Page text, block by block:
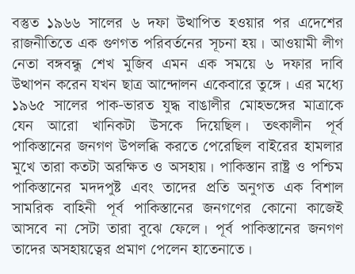
বস্তুত ১৯৬৬ সালের ৬ দফা উত্থাপিত হওয়ার পর এদেশের
রাজনীতিতে এক গুণগত পরিবর্তনের সূচনা হয়। আওয়ামী লীগ
নেতা বঙ্গবন্ধু শেখ মুজিব এমন এক সময়ে ৬ দফার দাবি
উত্থাপন করেন যখন ছাত্র আন্দোলন একেবারে তুঙ্গে। এর মধ্যে
১৯৬৫ সালের পাক-ভারত যুদ্ধ বাঙালীর মোহভঙ্গের মাত্রাকে
যেন আরো খানিকটা উসকে দিয়েছিল। তত্‍কালীন পূর্ব
পাকিস্তানের জনগণ উপলব্ধি করতে পেরেছিল বাইরের হামলার
মুখে তারা কতটা অরক্ষিত ও অসহায়। পাকিস্তান রাষ্ট্র ও পশ্চিম
পাকিস্তানের মদদপুষ্ট এবং তাদের প্রতি অনুগত এক বিশাল
সামরিক বাহিনী পূর্ব পাকিস্তানের জনগণের কোনো কাজেই
আসবে না সেটা তারা বুঝে ফেলে। পূর্ব পাকিস্তানের জনগণ
তাদের অসহায়ত্বের প্রমাণ পেলেন হাতেনাতে।